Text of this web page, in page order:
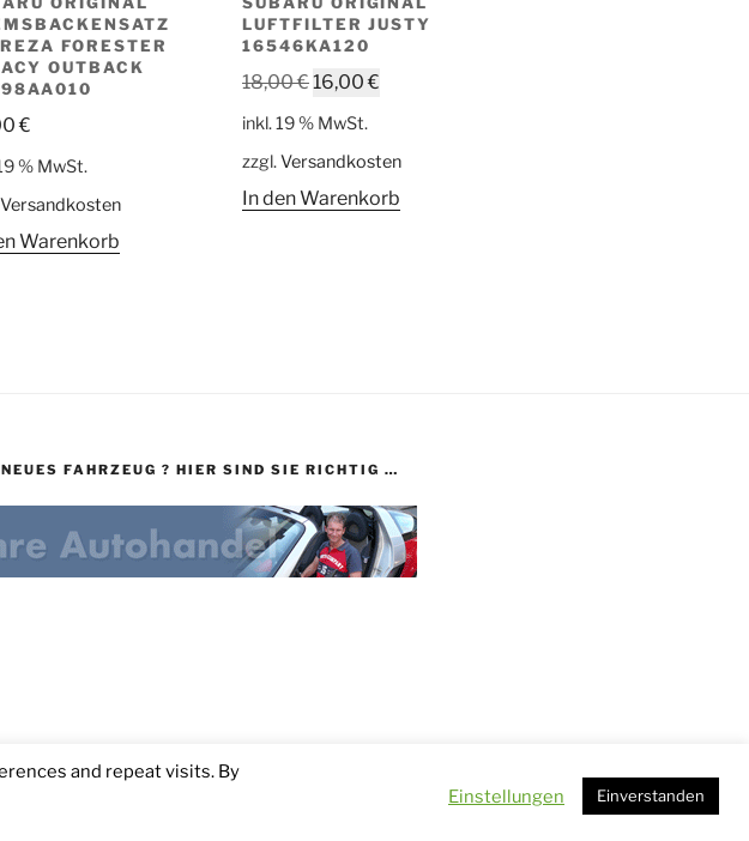
FORESTER
OUTBACK
€
% MwSt.
Versandkosten
Warenkorb
LUFTFILTER JUSTY
16546KA120
18,00€Ursprünglicher
18,00 €
16,00€
16,00 €.
inkl. 19 % MwSt.
zzgl.Versandkosten
In den Warenkorb
FAHRZEUG ? HIER SIND SIE RICHTIG …
and repeat visits. By
Einstellungen Einverstanden